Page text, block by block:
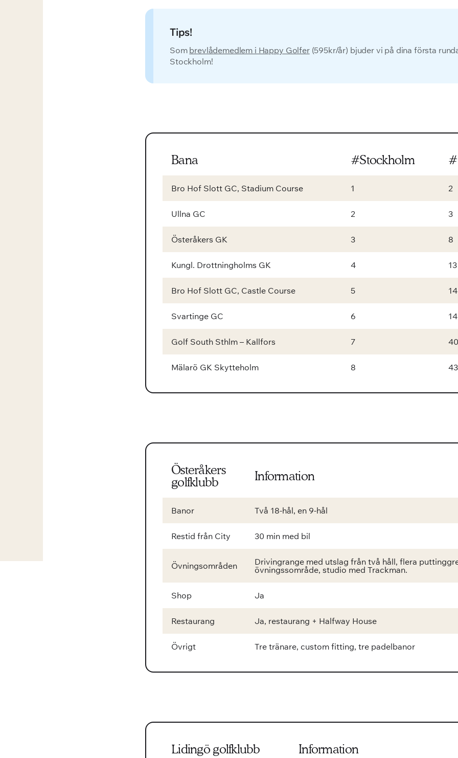
Tips!
Som brevlådemedlem i Happy Golfer(595kr/år) bjuder vi på dina första
Stockholm!
Bana #Stockholm #
Bro Hof Slott GC, Stadium Course 1 2
Ullna GC 2 3
Österåkers GK 3 8
Kungl. Drottningholms GK 4 13
Bro Hof Slott GC, Castle Course 5 14
Svartinge GC 6 14
Golf South Sthlm – Kallfors 7 40
Mälarö GK Skytteholm 8 43
Österåkers
golfklubb
Information
Banor Två 18-hål, en 9-hål
Restid från City 30 min med bil
Övningsområden
Drivingrange med utslag från två håll, flera
övningssområde, studio med Trackman.
Shop Ja
Restaurang Ja, restaurang + Halfway House
Övrigt Tre tränare, custom fitting, tre padelbanor
Lidingö golfklubb Information